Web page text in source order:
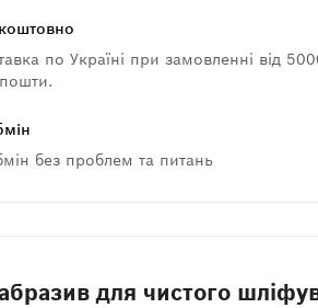
по Україні при замовленні від
без проблем та питань
для чистого